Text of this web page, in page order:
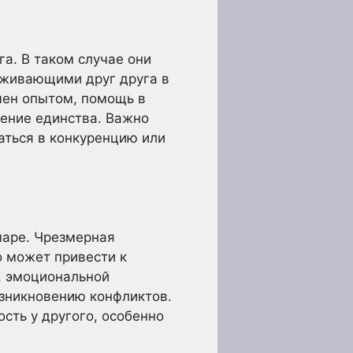
В таком случае они
друг друга в
опытом, помощь в
единства. Важно
в конкуренцию или
Чрезмерная
может привести к
эмоциональной
конфликтов.
у другого, особенно